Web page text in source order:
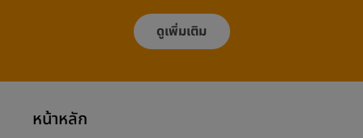
ดูเพิ่มเติม
หน้าหลัก